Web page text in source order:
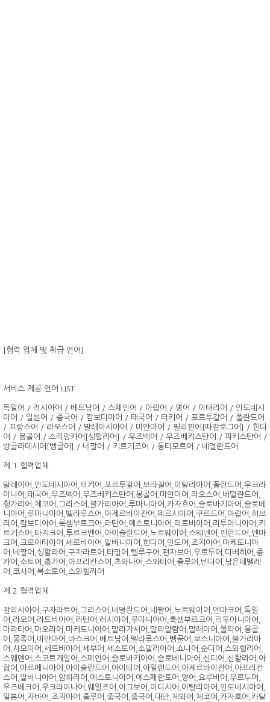
[협력 업체 및 취급 언어]
서비스 제공 언어 LIST
독일어 / 러시아어 / 베트남어 / 스페인어 / 아랍어 / 영어 / 이태리어 / 인도네시
아어 / 일본어 / 중국어 / 캄보디아어 / 태국어 / 터키어 / 포르투갈어 / 폴란드어
/ 프랑스어 / 라오스어 / 말레이시아어 / 미얀마어 / 필리핀어[따갈로그어] / 힌디
어 / 몽골어 / 스리랑카어[싱할라어] / 우즈벡어 / 우즈베키스탄어 / 파키스탄어 /
방글라데시어[벵골어] / 네팔어 / 키르기즈어 / 동티모르어 / 네덜란드어
제 1 협력업체
말레이어,인도네시아어,터키어,포르투갈어,브라질어,이탈리아어,폴란드어,우크라
이나어,태국어,우즈벡어,우즈베키스탄어,몽골어,미얀마어,라오스어,네덜란드어,
헝가리어,체코어,그리스어,불가리아어,루마니아어,카자흐어,슬로바키아어,슬로베
니아어,루마니아어,벨라루스어,아제르바이잔어,페르시아어,쿠르드어,아랍어,히브
리어,캄보디아어,룩셈부르크어,라틴어,에스토니아어,리트비아어,리투아니아어,키
르기스어,타지크어,투르크멘어,아이슬란드어,노르웨이어,스웨덴어,핀란드어,덴마
크어,크로아티아어,세르비아어,알바니아어,힌디어,인도어,조지아어,마케도니아
어,네팔어,싱할라어,구자라트어,타밀어,텔루구어,펀자브어,우르두어,디베히어,종
카어,소토어,총가어,아프리칸스어,츠와나어,스와티어,줄루어,벤다어,남은데벨레
어,코사어,북소토어,스와힐리어
제 2 협력업체
갈리시아어,구자라트어,그리스어,네덜란드어,네팔어,노르웨이어,덴마크어,독일
어,라오어,라트비아어,라틴어,러시아어,루마니아어,룩셈부르크어,리투아니아어,
마라티어,마오리어,마케도니아어,말라가시어,말라얄람어,말레이어,몰타어,몽골
어,몽족어,미얀마어,바스크어,베트남어,벨라루스어,벵골어,보스니아어,불가리아
어,사모아어,세르비아어,세부어,세소토어,소말리아어,쇼나어,순다어,스와힐리어,
스웨덴어,스코트게일어,스페인어,슬로바키아어,슬로베니아어,신디어,신할라어,아
랍어,아르메니아어,아이슬란드어,아이티어,아일랜드어,아제르바이잔어,아프리칸
스어,알바니아어,암하라어,에스토니아어,에스페란토어,영어,요루바어,우르두어,
우즈베크어,우크라이나어,웨일즈어,이그보어,이디시어,이탈리아어,인도네시아어,
일본어,자바어,조지아어,줄루어,중국어,중국어,대만,체와어,체코어,카자흐어,카탈